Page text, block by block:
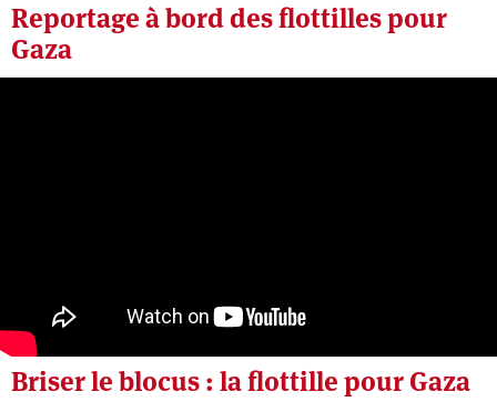
Reportage à bord des flottilles pour
Gaza
Briser le blocus : la flottille pour Gaza